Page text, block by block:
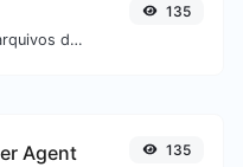
Converta facilmente arquivos de imagem BMP para GIF.
135
Agent 135